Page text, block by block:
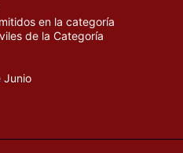
en la categoría
de la Categoría
Junio